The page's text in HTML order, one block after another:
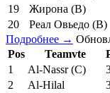
19
Жирона (В)
20
Реал Овьедо (В)
Подробнее →
Pos
Teamvte
1
Al-Nassr (C)
2
Al-Hilal